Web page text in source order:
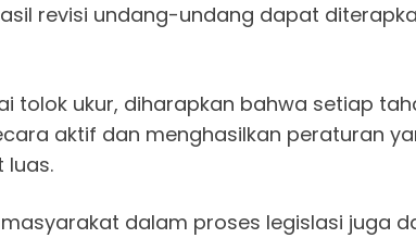
revisi undang-undang dapat
tolok ukur, diharapkan bahwa setiap
aktif dan menghasilkan peraturan
luas.
dalam proses legislasi juga